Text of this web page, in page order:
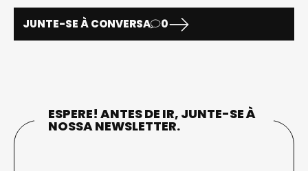
JUNTE-SE À CONVERSA 0
ESPERE! ANTES DE IR, JUNTE-SE À
NOSSA NEWSLETTER.